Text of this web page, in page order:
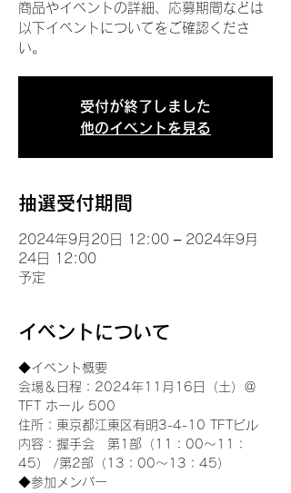
商品やイベントの詳細、応募期間などは
以下イベントについてをご確認くださ
い。
受付が終了しました
他のイベントを見る
抽選受付期間
2024年9月20日 12:00 – 2024年9月
24日 12:00
予定
イベントについて
◆イベント概要
会場＆日程：2024年11月16日（土）＠
TFT ホール 500
住所：東京都江東区有明3-4-10 TFTビル
内容：握手会　第1部（11：00～11：
45） /第2部（13：00～13：45）
◆参加メンバー